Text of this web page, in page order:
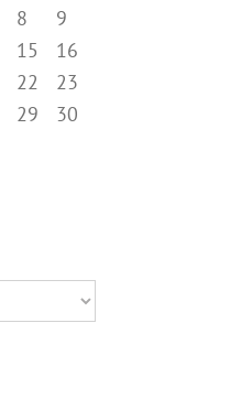
8
9
15
16
22
23
29
30